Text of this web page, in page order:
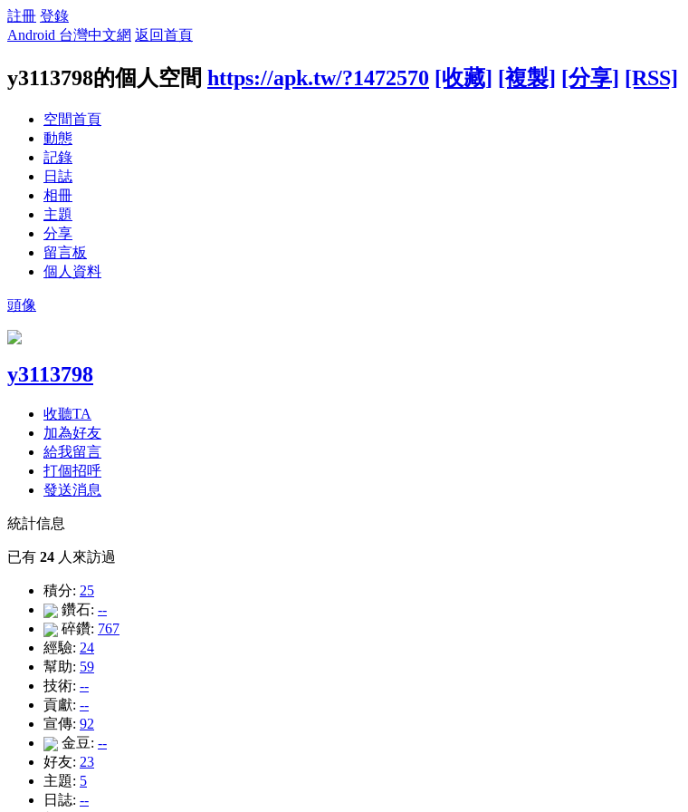
註冊 登錄
Android 台灣中文網 返回首頁
y3113798的個人空間 https://apk.tw/?1472570 [收藏] [複製] [分享] [RSS]
空間首頁
動態
記錄
日誌
相冊
主題
分享
留言板
個人資料
頭像
y3113798
收聽TA
加為好友
給我留言
打個招呼
發送消息
統計信息
已有 24 人來訪過
積分: 25
鑽石: --
碎鑽: 767
經驗: 24
幫助: 59
技術: --
貢獻: --
宣傳: 92
金豆: --
好友: 23
主題: 5
日誌: --